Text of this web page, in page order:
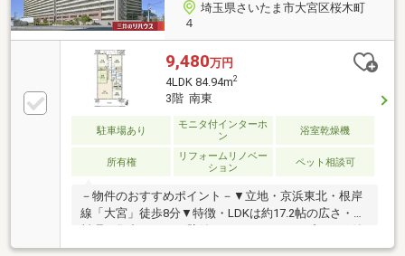
埼玉県さいたま市大宮区桜木町
４
9,480万円
4LDK 84.94m2
3階 南東
駐車場あり
モニタ付インターホ
ン
浴室乾燥機
所有権
リフォームリノベー
ション
ペット相談可
－物件のおすすめポイント－▼立地・京浜東北・根岸
線「大宮」徒歩8分▼特徴・LDKは約17.2帖の広さ・お
バルコニー・玄関ポーチ有・24時間セキュリティシス